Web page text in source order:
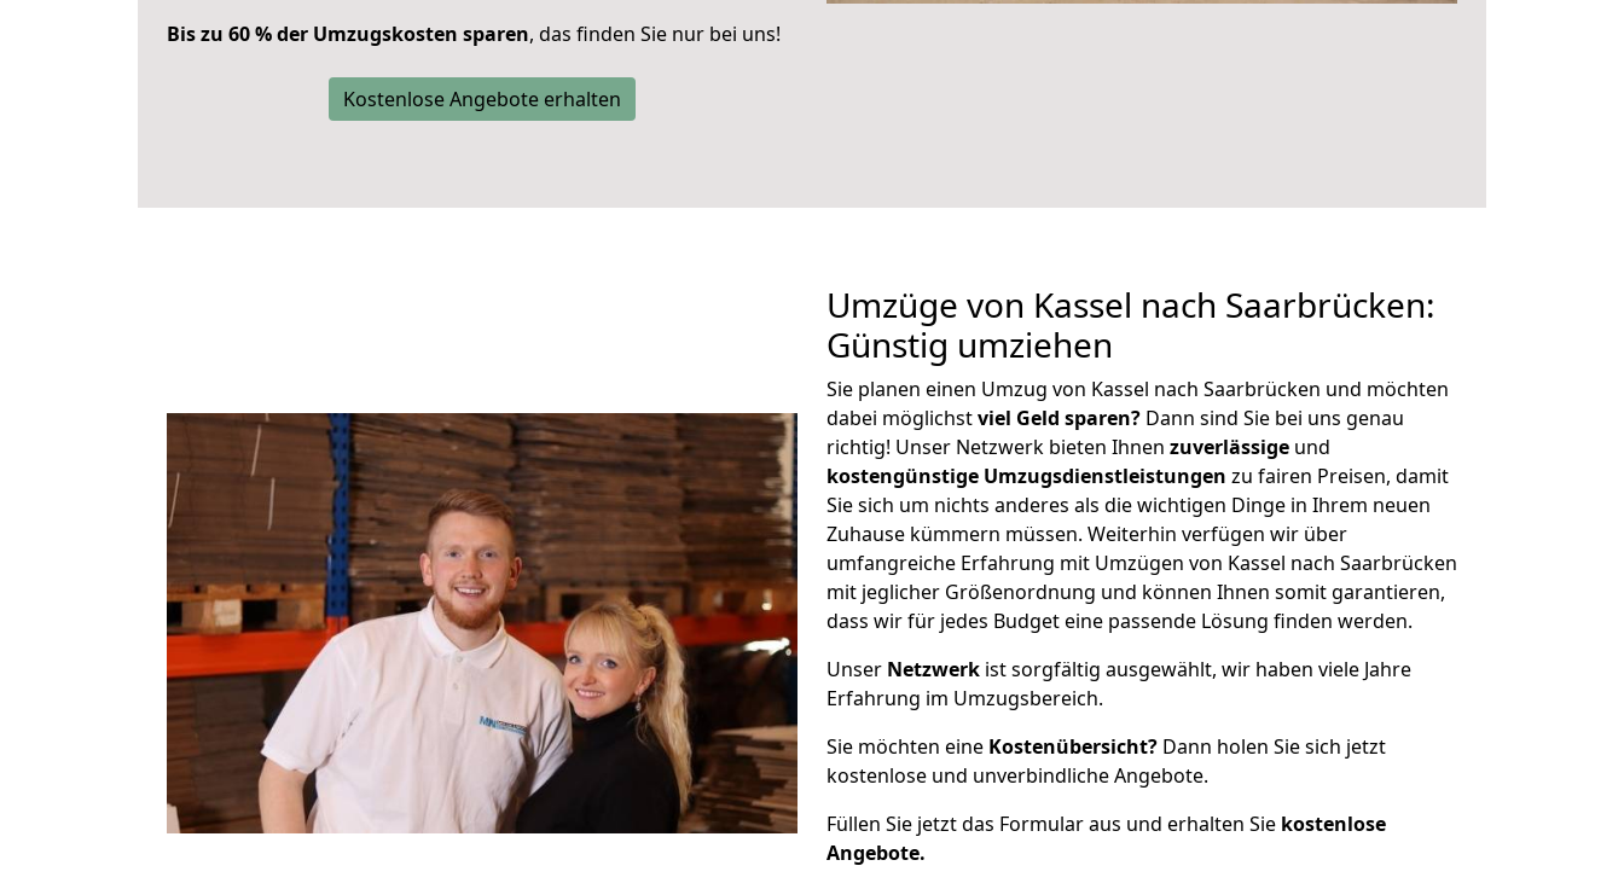
Bis zu 60 % der Umzugskosten sparen, das finden Sie nur bei uns!
Kostenlose Angebote erhalten
Umzüge von Kassel nach Saarbrücken:
Günstig umziehen
Sie planen einen Umzug von Kassel nach Saarbrücken und möchten
dabei möglichstviel Geld sparen? Dann sind Sie bei uns genau
richtig! Unser Netzwerk bieten Ihnen zuverlässige und
kostengünstige Umzugsdienstleistungen zu fairen Preisen, damit
Sie sich um nichts anderes als die wichtigen Dinge in Ihrem neuen
Zuhause kümmern müssen. Weiterhin verfügen wir über
umfangreiche Erfahrung mit Umzügen von Kassel nach Saarbrücken
mit jeglicher Größenordnung und können Ihnen somit garantieren,
dass wir für jedes Budget eine passende Lösung finden werden.
Unser Netzwerk ist sorgfältig ausgewählt, wir haben viele Jahre
Erfahrung im Umzugsbereich.
Sie möchten eine Kostenübersicht? Dann holen Sie sich jetzt
kostenlose und unverbindliche Angebote.
Füllen Sie jetzt das Formular aus und erhalten Sie kostenlose
Angebote.